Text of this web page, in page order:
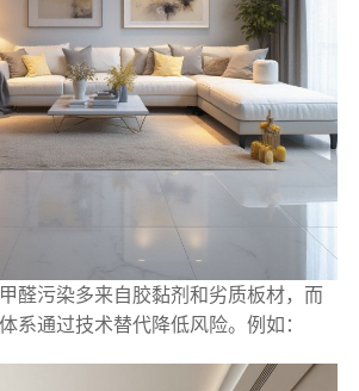
醛污染多来自胶黏剂和劣质板材，而
系通过技术替代降低风险。例如：